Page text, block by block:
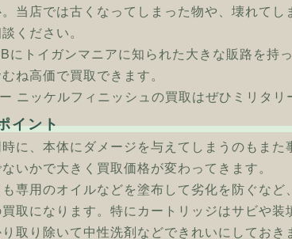
当店では古くなってしまった物や、壊れてし
ください。
にトイガンマニアに知られた大きな販路を持
ね高価で買取できます。
ニッケルフィニッシュの買取はぜひミリタリ
イント
に、本体にダメージを与えてしまうのもま
いかで大きく買取価格が変わってきます。
専用のオイルなどを塗布して劣化を防ぐなど
取になります。特にカートリッジはサビや装
取り除いて中性洗剤などできれいにしておき